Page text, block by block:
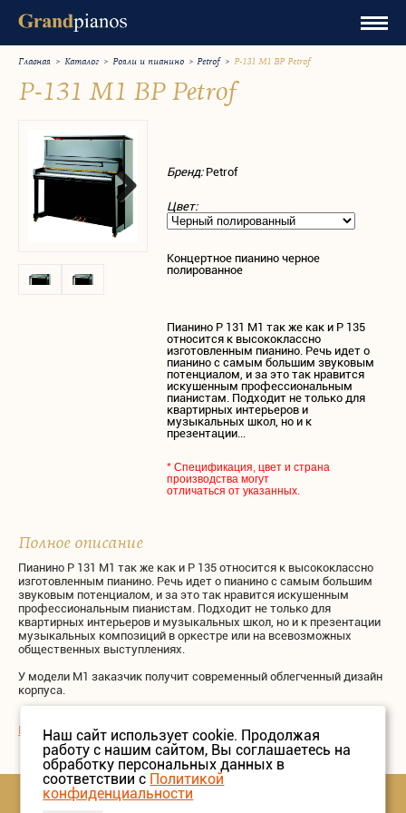
Главная > Каталог > Рояли и пианино > Petrof > P-131 M1 BP Petrof
P-131 M1 BP Petrof
Бренд: Petrof
Цвет:
Концертное пианино черное
полированное
Пианино P 131 М1 так же как и P 135
относится к высококлассно
изготовленным пианино. Речь идет о
пианино с самым большим звуковым
потенциалом, и за это так нравится
искушенным профессиональным
пианистам. Подходит не только для
квартирных интерьеров и
музыкальных школ, но и к
презентации...
* Спецификация, цвет и страна
производства могут
отличаться от указанных.
Полное описание
Пианино P 131 М1 так же как и P 135 относится к высококлассно
изготовленным пианино. Речь идет о пианино с самым большим
звуковым потенциалом, и за это так нравится искушенным
профессиональным пианистам. Подходит не только для
квартирных интерьеров и музыкальных школ, но и к презентации
музыкальных композиций в оркестре или на всевозможных
общественных выступлениях.
У модели М1 заказчик получит современный облегченный дизайн
корпуса.
Вернутся в раздел "Petrof"
Наш сайт использует cookie. Продолжая
работу с нашим сайтом, Вы соглашаетесь на
обработку персональных данных в
соответствии с Политикой
конфиденциальности